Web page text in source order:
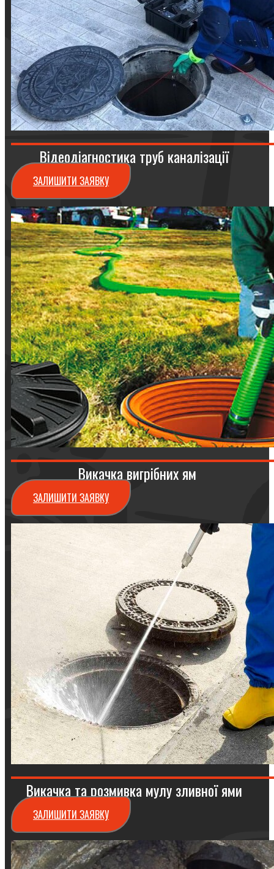
Відеодіагностика труб каналізації
ЗАЛИШИТИ ЗАЯВКУ
Викачка вигрібних ям
ЗАЛИШИТИ ЗАЯВКУ
Викачка та розмивка мулу зливної ями
ЗАЛИШИТИ ЗАЯВКУ